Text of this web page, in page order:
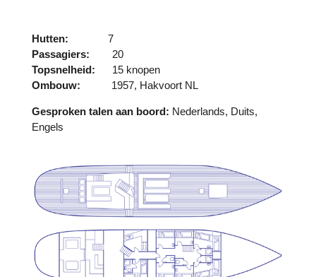
Hutten: 7
Passagiers: 20
Topsnelheid: 15 knopen
Ombouw: 1957, Hakvoort NL
Gesproken talen aan boord: Nederlands, Duits,
Engels